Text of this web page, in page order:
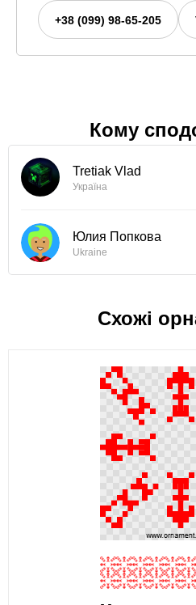
+38 (099) 98-65-205
Кому
Tretiak Vlad
Україна
Юлия Попкова
Ukraine
Схожі